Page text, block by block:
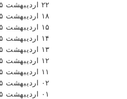
۲۲ اردیبهشت ۱۴۰۵
۱۸ اردیبهشت ۱۴۰۵
۱۵ اردیبهشت ۱۴۰۵
۱۴ اردیبهشت ۱۴۰۵
۱۳ اردیبهشت ۱۴۰۵
۱۲ اردیبهشت ۱۴۰۵
۱۱ اردیبهشت ۱۴۰۵
۰۲ اردیبهشت ۱۴۰۵
۰۱ اردیبهشت ۱۴۰۵